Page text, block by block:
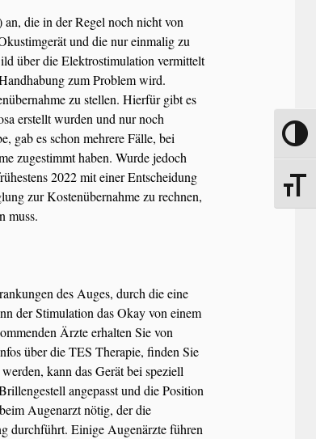
die in der Regel noch nicht von
und die nur einmalig zu
über die Elektrostimulation vermittelt
zum Problem wird.
zu stellen. Hierfür gibt es
erstellt wurden und nur noch
gab es schon mehrere Fälle, bei
zugestimmt haben. Wurde jedoch
2022 mit einer Entscheidung
zur Kostenübernahme zu rechnen,
muss.
des Auges, durch die eine
der Stimulation das Okay von einem
Ärzte erhalten Sie von
über die TES Therapie, finden Sie
kann das Gerät bei speziell
angepasst und die Position
Augenarzt nötig, der die
durchführt. Einige Augenärzte führen